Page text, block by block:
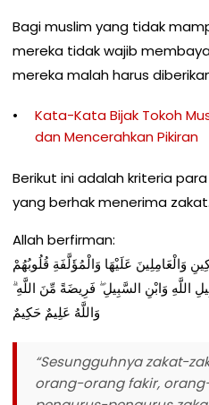
Bagi muslim yang tidak
mereka tidak wajib
mereka malah harus
Kata-Kata Bijak Tokoh
dan Mencerahkan Pikiran
Berikut ini adalah kriteria
yang berhak menerima zakat.
Allah berfirman:
وَالْعَامِلِينَ عَلَيْهَا وَالْمُؤَلَّفَةِ قُلُوبُهُمْ
اللَّهِ وَابْنِ السَّبِيلِ ۖ فَرِيضَةً مِّنَ اللَّهِ
وَاللَّهُ عَلِيمٌ حَكِيمٌ
“Sesungguhnya zakat-
orang-orang fakir,